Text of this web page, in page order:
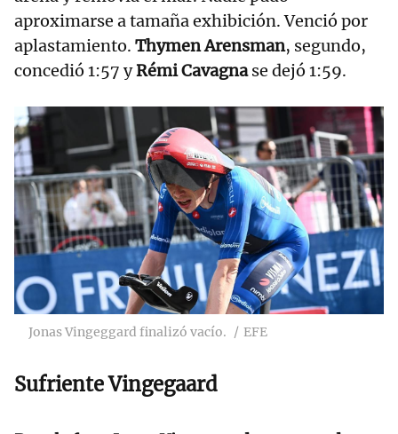
aproximarse a tamaña exhibición. Venció por
aplastamiento. Thymen Arensman, segundo,
concedió 1:57 yRémi Cavagnase dejó 1:59.
Jonas Vingeggard finalizó vacío. EFE
Sufriente Vingegaard